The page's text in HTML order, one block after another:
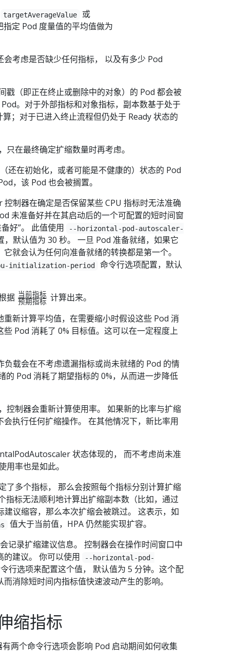
0.5
targetAverageValue 或
指定 Pod 度量值的平均值做为
考虑是否缺少任何指标， 以及有多少 Pod
戳（即正在终止或删除中的对象）的 Pod 都会被
。对于外部指标和对象指标，副本数基于处于
；对于已进入终止流程但仍处于 Ready 状态的
在最终确定扩缩数量时再考虑。
还在初始化，或者可能是不健康的）状态的 Pod
，该 Pod 也会被搁置。
制器在确定是否保留某些 CPU 指标时无法准确
未准备好并在其启动后的一个可配置的短时间窗
好”。 此值使用
--horizontal-pod-autoscaler-
，默认值为 30 秒。 一旦 Pod 准备就绪，如果它
就会认为任何向准备就绪的转换都是第一个。
initialization-period
命令行选项配置，默认
据 当前
指标
\over
预期
预期指标
当前指标 计算出来。
新计算平均值，在需要缩小时假设这些 Pod 消
Pod 消耗了 0% 目标值。这可以在一定程度上
载会在不考虑遗漏指标或尚未就绪的 Pod 的情
的 Pod 消耗了期望指标的 0%，从而进一步降低
控制器会重新计算使用率。 如果新的比率与扩缩
执行任何扩缩操作。 在其他情况下，新比率用
状态体现的， 而不考虑尚未准
率也是如此。
多个指标， 那么会按照每个指标分别计算扩缩
指标无法顺利地计算出扩缩副本数（比如，通过
议缩容，那么本次扩缩会被跳过。 这表示，如
值大于当前值，HPA 仍然能实现扩容。
记录扩缩建议信息。 控制器会在操作时间窗口中
建议。 你可以使用
--horizontal-pod-
行选项来配置这个值， 默认值为 5 分钟。这个配
消除短时间内指标值快速波动产生的影响。
缩指标
两个命令行选项会影响 Pod 启动期间如何收集